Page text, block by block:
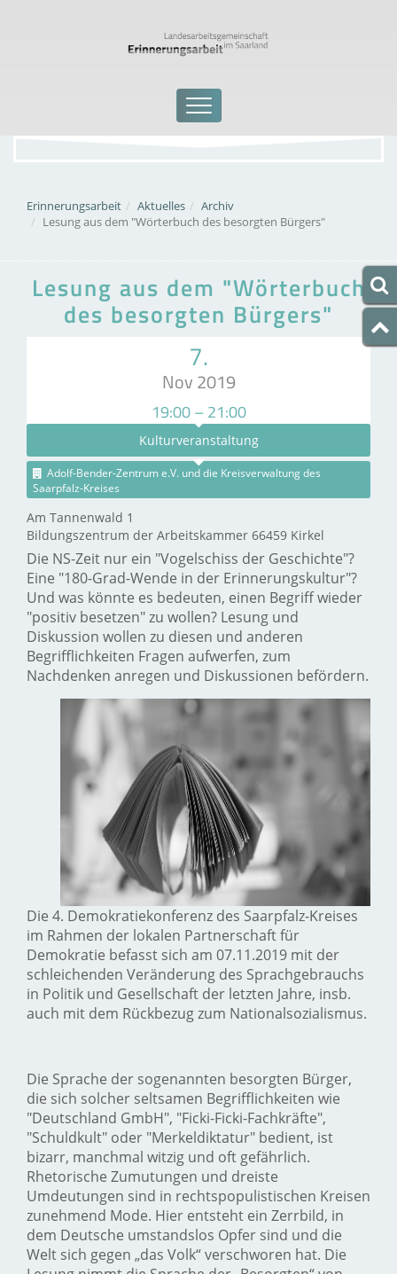
Erinnerungsarbeit Aktuelles
Archiv
Lesung aus dem "Wörterbuch des besorgten Bürgers"
Lesung aus dem "Wörterbuch
des besorgten Bürgers"
7.
Nov 2019
19:00 – 21:00
Kulturveranstaltung
Adolf-Bender-Zentrum e.V. und die Kreisverwaltung des
Saarpfalz-Kreises
Am Tannenwald 1
Bildungszentrum der Arbeitskammer 66459 Kirkel
Die NS-Zeit nur ein "Vogelschiss der Geschichte"?
Eine "180-Grad-Wende in der Erinnerungskultur"?
Und was könnte es bedeuten, einen Begriff wieder
"positiv besetzen" zu wollen? Lesung und
Diskussion wollen zu diesen und anderen
Begrifflichkeiten Fragen aufwerfen, zum
Nachdenken anregen und Diskussionen befördern.
Die 4. Demokratiekonferenz des Saarpfalz-Kreises
im Rahmen der lokalen Partnerschaft für
Demokratie befasst sich am 07.11.2019 mit der
schleichenden Veränderung des Sprachgebrauchs
in Politik und Gesellschaft der letzten Jahre, insb.
auch mit dem Rückbezug zum Nationalsozialismus.
Die Sprache der sogenannten besorgten Bürger,
die sich solcher seltsamen Begrifflichkeiten wie
"Deutschland GmbH", "Ficki-Ficki-Fachkräfte",
"Schuldkult" oder "Merkeldiktatur" bedient, ist
bizarr, manchmal witzig und oft gefährlich.
Rhetorische Zumutungen und dreiste
Umdeutungen sind in rechtspopulistischen Kreisen
zunehmend Mode. Hier entsteht ein Zerrbild, in
dem Deutsche umstandslos Opfer sind und die
Welt sich gegen „das Volk“ verschworen hat. Die